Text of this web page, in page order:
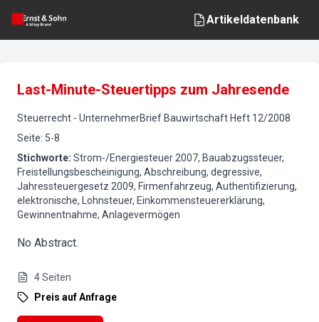
Artikeldatenbank
Last-Minute-Steuertipps zum Jahresende
Steuerrecht - UnternehmerBrief Bauwirtschaft Heft 12/2008
Seite: 5-8
Stichworte: Strom-/Energiesteuer 2007, Bauabzugssteuer,
Freistellungsbescheinigung, Abschreibung, degressive,
Jahressteuergesetz 2009, Firmenfahrzeug, Authentifizierung,
elektronische, Lohnsteuer, Einkommensteuererklärung,
Gewinnentnahme, Anlagevermögen
No Abstract.
4Seiten
Preis auf Anfrage